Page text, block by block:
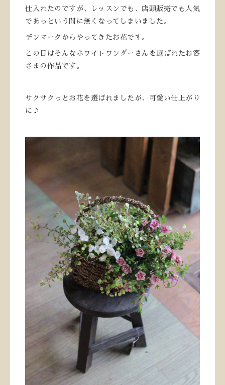
仕入れたのですが、レッスンでも、店頭販売でも人気
であっという間に無くなってしまいました。
デンマークからやってきたお花です。
この日はそんなホワイトワンダーさんを選ばれたお客
さまの作品です。
サクサクっとお花を選ばれましたが、可愛い仕上がり
に♪